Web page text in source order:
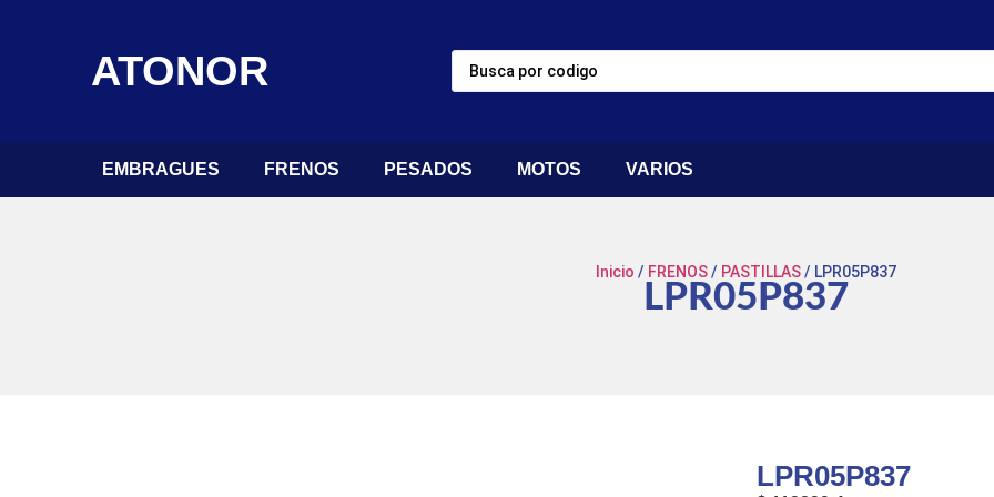
ATONOR
EMBRAGUES FRENOS PESADOS MOTOS VARIOS
Inicio / FRENOS/ PASTILLAS/ LPR05P837
LPR05P837
LPR05P837